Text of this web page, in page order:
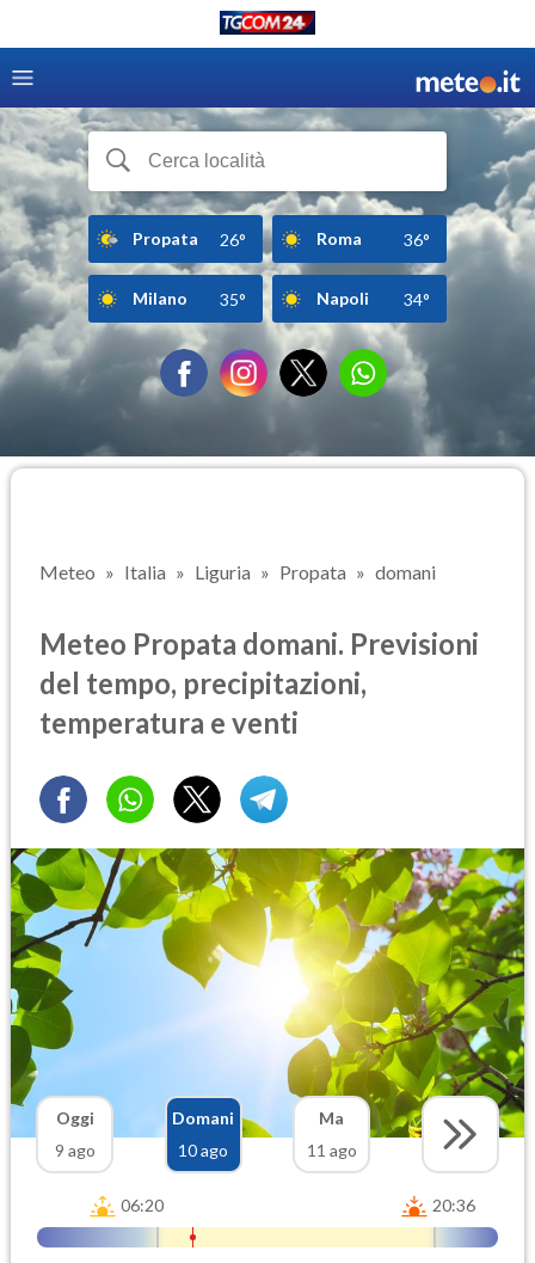
Propata 26° Roma 36°
Milano 35° Napoli 34°
Meteo Italia Liguria Propata domani
Meteo Propata domani. Previsioni
del tempo, precipitazioni,
temperatura e venti
Oggi
9 ago
Domani
10 ago
Ma
11 ago
06:20 20:36